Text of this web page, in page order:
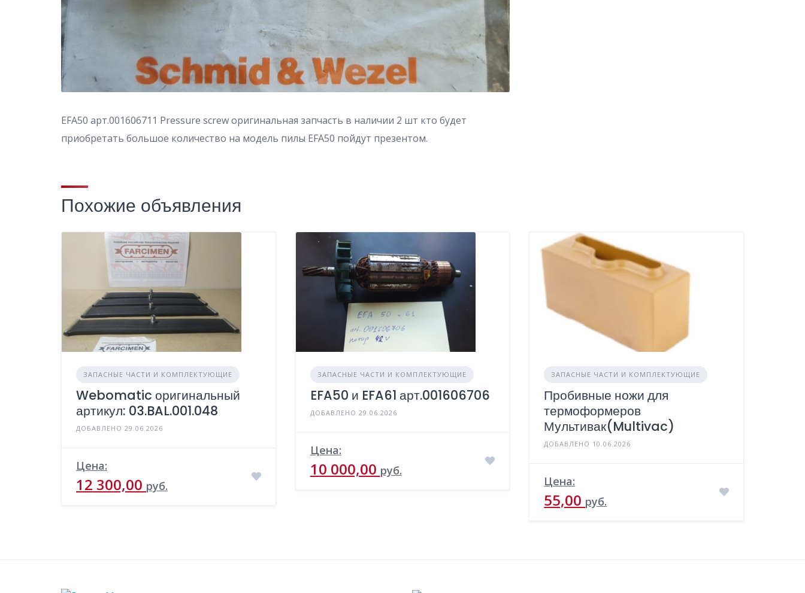
EFA50 арт.001606711 Pressure screw оригинальная запчасть в наличии 2 шт кто будет
приобретать большое количество на модель пилы EFA50 пойдут презентом.
Похожие объявления
ЗАПАСНЫЕ ЧАСТИ И КОМПЛЕКТУЮЩИЕ
Webomatic оригинальный
артикул: 03.BAL.001.048
ДОБАВЛЕНО 29.06.2026
Цена:
12 300,00 руб.
ЗАПАСНЫЕ ЧАСТИ И КОМПЛЕКТУЮЩИЕ
EFA50 и EFA61 арт.001606706
ДОБАВЛЕНО 29.06.2026
Цена:
10 000,00 руб.
ЗАПАСНЫЕ ЧАСТИ И КОМПЛЕКТУЮЩИЕ
Пробивные ножи для
термоформеров
Мультивак(Multivac)
ДОБАВЛЕНО 10.06.2026
Цена:
55,00 руб.